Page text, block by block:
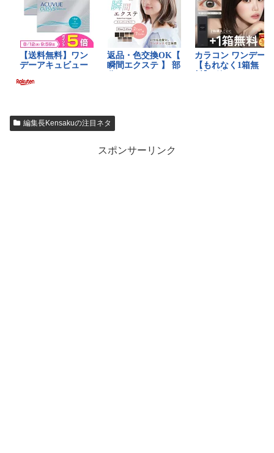
編集長Kensakuの注目ネタ
スポンサーリンク